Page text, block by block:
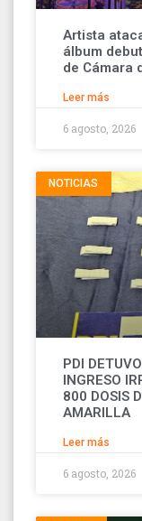
Artista
álbum
de Cámara
Leer más
6 agosto, 2026
NOTICIAS
PDI
INGRESO
800 DOSIS
AMARILLA
Leer más
6 agosto, 2026